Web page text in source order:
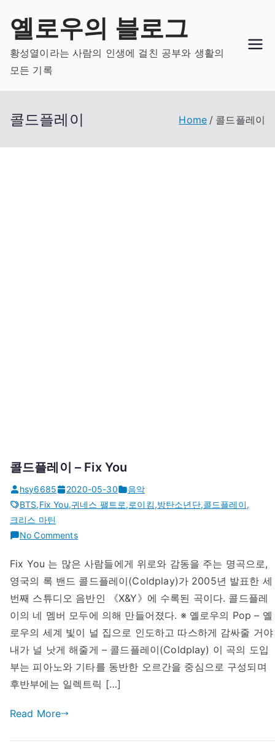
content
옐로우의 블로그
황성열이라는 사람의 인생에 걸친 공부와 생활의
모든 기록
콜드플레이 Home 콜드플레이
콜드플레이 – Fix You
hsy6685 2020-05-30
음악
BTS,Fix You,귀네스 팰트로,로이킴,방탄소년단,콜드플레이,
크리스 마틴
No Commentson
드
플
레
이
You
Fix You 는 많은 사람들에게 위로와 감동을 주는 명곡으로,
영국의 록 밴드 콜드플레이(Coldplay)가 2005년 발표한 세
번째 스튜디오 음반인 《X&Y》에 수록된 곡이다. 콜드플레
이의 네 멤버 모두에 의해 만들어졌다. ※ 옐로우의 Pop – 옐
로우의 세계 빛이 널 집으로 인도하고 따스하게 감싸줄 거야
내가 널 낫게 해줄게 – 콜드플레이(Coldplay) 이 곡의 도입
부는 피아노와 기타를 동반한 오르간을 중심으로 구성되며
후반부에는 일렉트릭 […]
Read More